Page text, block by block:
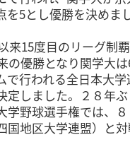
を5とし優勝を決めま
来15度目のリーグ制
の優勝となり関学大は
で行われる全日本大
定しました。２８年
学野球選手権では、
国地区大学連盟）と